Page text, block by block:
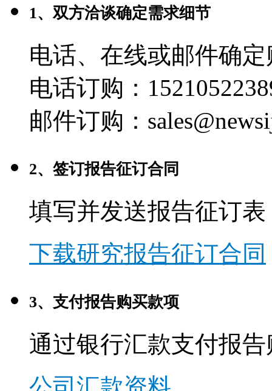
1、双方洽谈确定需求细节
电话、在线或邮件确
电话订购：
邮件订购：
2、签订报告征订合同
填写并发送报告征订表
下载研究报告征订合同
3、支付报告购买款项
通过银行汇款支付报